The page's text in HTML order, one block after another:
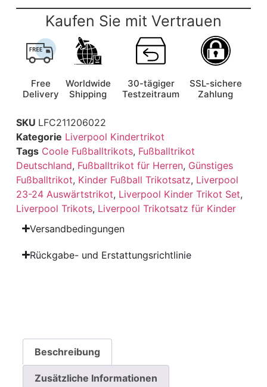
Kaufen Sie mit Vertrauen
Free
Delivery
Worldwide
Shipping
30-tägiger
Testzeitraum
SSL-sichere
Zahlung
SKU LFC211206022
Kategorie Liverpool Kindertrikot
Tags Coole Fußballtrikots, Fußballtrikot
Deutschland, Fußballtrikot für Herren, Günstiges
Fußballtrikot, Kinder Fußball Trikotsatz, Liverpool
23-24 Auswärtstrikot, Liverpool Kinder Trikot Set,
Liverpool Trikots, Liverpool Trikotsatz für Kinder
Versandbedingungen
Rückgabe- und Erstattungsrichtlinie
Beschreibung
Zusätzliche Informationen